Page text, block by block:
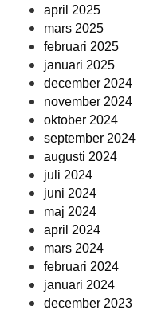
april 2025
mars 2025
februari 2025
januari 2025
december 2024
november 2024
oktober 2024
september 2024
augusti 2024
juli 2024
juni 2024
maj 2024
april 2024
mars 2024
februari 2024
januari 2024
december 2023